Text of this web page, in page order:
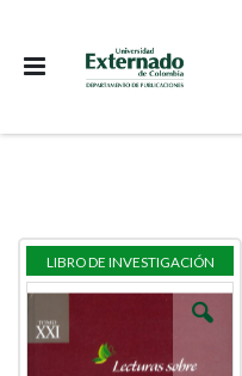
COEDICIONES
Skip
the
Skip
the
LIBRO DE INVESTIGACIÓN